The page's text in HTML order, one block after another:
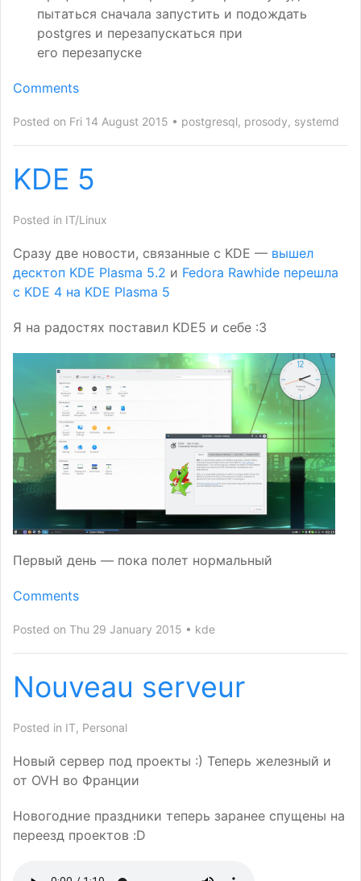
пытаться сначала запустить и подождать
postgres и перезапускаться при
его перезапуске
Comments
Posted on Fri 14 August 2015 postgresql, prosody, systemd
KDE 5
Posted in IT/Linux
Сразу две новости, связанные с KDE — вышел
десктоп KDE Plasma 5.2 и Fedora Rawhide перешла
с KDE 4 на KDE Plasma 5
Я на радостях поставил KDE5 и себе :3
Первый день — пока полет нормальный
Comments
Posted on Thu 29 January 2015 kde
Nouveau serveur
Posted in IT, Personal
Новый сервер под проекты :) Теперь железный и
от OVH во Франции
Новогодние праздники теперь заранее спущены на
переезд проектов :D